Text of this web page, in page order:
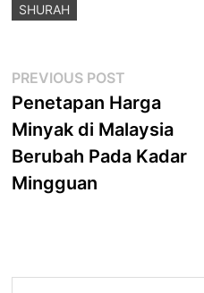
SHURAH
Post
navigation
PREVIOUS POST
post:
Penetapan Harga
Minyak di Malaysia
Berubah Pada Kadar
Mingguan